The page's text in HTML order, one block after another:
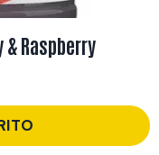
& Raspberry